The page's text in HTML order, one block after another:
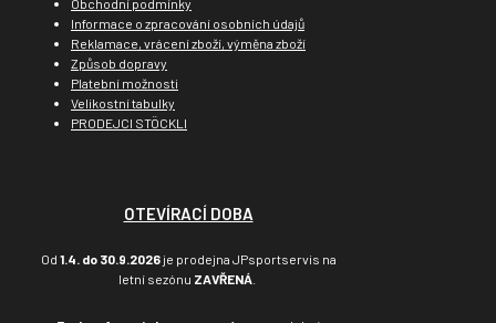
Informace o zpracování osobních údajů
Reklamace, vrácení zboží, výměna zboží
Způsob dopravy
Platební možnosti
Velikostní tabulky
PRODEJCI STÖCKLI
OTEVÍRACÍ DOBA
Od 1.4. do 30.9.2026je prodejna JPsportservis na
letní sezónu ZAVŘENÁ